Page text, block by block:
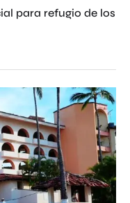
para refugio de los